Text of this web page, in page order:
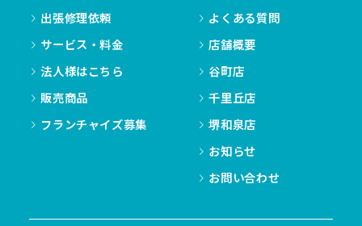
出張修理依頼
サービス・料金
法人様はこちら
販売商品
フランチャイズ募集
よくある質問
店舗概要
谷町店
千里丘店
堺和泉店
お知らせ
お問い合わせ